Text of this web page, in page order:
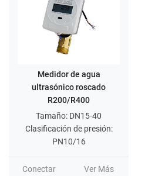
Medidor de agua
ultrasónico roscado
R200/R400
Tamaño: DN15-40
Clasificación de presión:
PN10/16
Conectar Ver Más